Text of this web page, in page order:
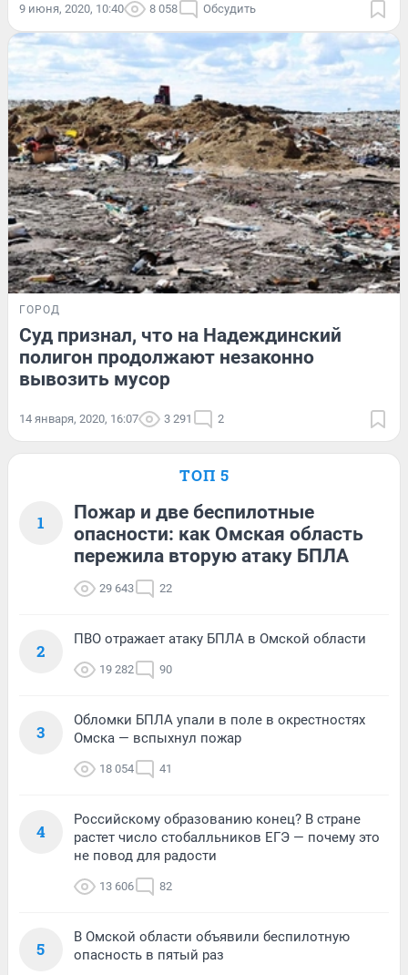
9 июня, 2020, 10:40 8 058 Обсудить
ГОРОД
Суд признал, что на Надеждинский
полигон продолжают незаконно
вывозить мусор
14 января, 2020, 16:07 3 291 2
ТОП 5
1
Пожар и две беспилотные
опасности: как Омская область
пережила вторую атаку БПЛА
29 643 22
2
ПВО отражает атаку БПЛА в Омской области
19 282 90
3
Обломки БПЛА упали в поле в окрестностях
Омска — вспыхнул пожар
18 054 41
4
Российскому образованию конец? В стране
растет число стобалльников ЕГЭ — почему это
не повод для радости
13 606 82
5
В Омской области объявили беспилотную
опасность в пятый раз